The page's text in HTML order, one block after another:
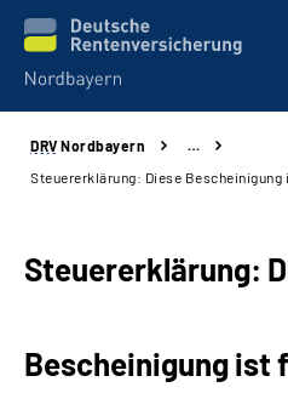
Online-Services
Reha-Kliniken
DRV Nordbayern
…
Steuererklärung: Diese
Steuererklärung:
Bescheinigung ist